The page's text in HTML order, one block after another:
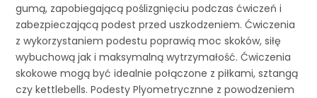
gumą, zapobiegającą poślizgnięciu podczas ćwiczeń i
zabezpieczającą podest przed uszkodzeniem. Ćwiczenia
z wykorzystaniem podestu poprawią moc skoków, siłę
wybuchową jak i maksymalną wytrzymałość. Ćwiczenia
skokowe mogą być idealnie połączone z piłkami, sztangą
czy kettlebells. Podesty Plyometrycznne z powodzeniem